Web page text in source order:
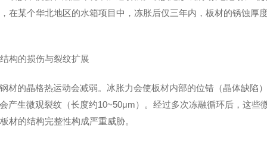
在某个华北地区的水箱项目中，冻胀后仅三年内，板材的锈蚀厚
构的损伤与裂纹扩展
材的晶格热运动会减弱。冰胀力会使板材内部的位错（晶体缺陷
产生微观裂纹（长度约10~50μm）。经过多次冻融循环后，这
材的结构完整性构成严重威胁。